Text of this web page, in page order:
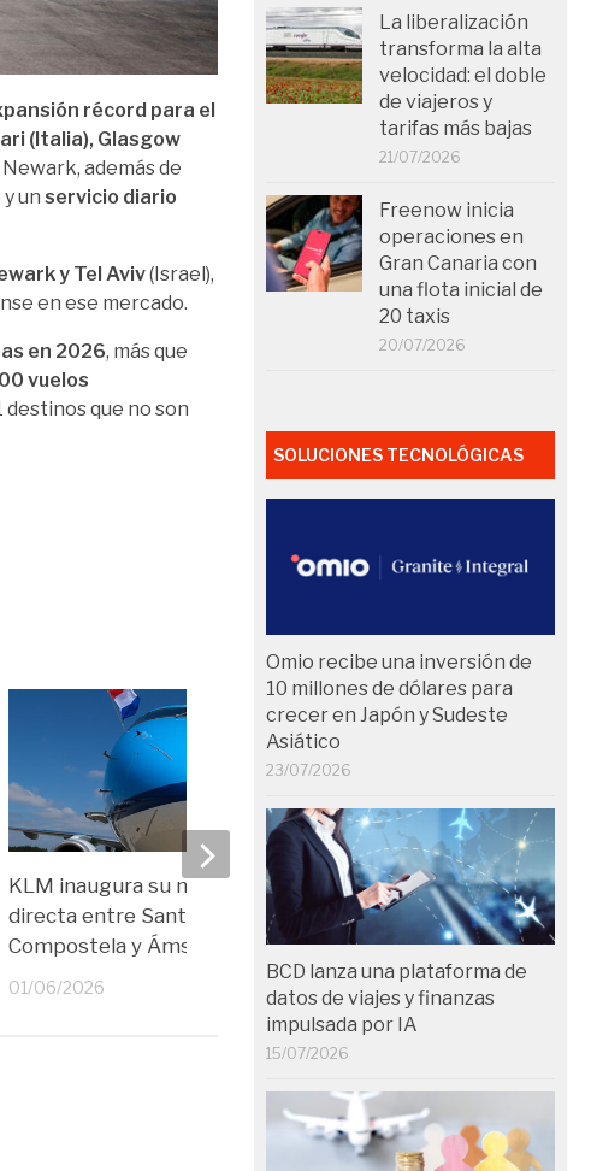
récord para el
(Italia), Glasgow
además de
un servicio diario
y Tel Aviv(Israel),
en ese mercado.
en 2026, más que
vuelos
que no son
KLM inaugura su nueva ruta
directa entre Santiago de
Compostela y Ámsterdam
01/06/2026
Vueling pone en
rutas desde Logroño y
La liberalización
transforma la alta
velocidad: el doble
de viajeros y
tarifas más bajas
21/07/2026
Freenow inicia
operaciones en
Gran Canaria con
una flota inicial de
20 taxis
20/07/2026
SOLUCIONES TECNOLÓGICAS
Omio recibe una inversión de
10 millones de dólares para
crecer en Japón y Sudeste
Asiático
23/07/2026
BCD lanza una plataforma de
datos de viajes y finanzas
impulsada por IA
15/07/2026